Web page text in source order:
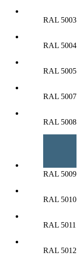
RAL 5003
RAL 5004
RAL 5005
RAL 5007
RAL 5008
RAL 5009
RAL 5010
RAL 5011
RAL 5012